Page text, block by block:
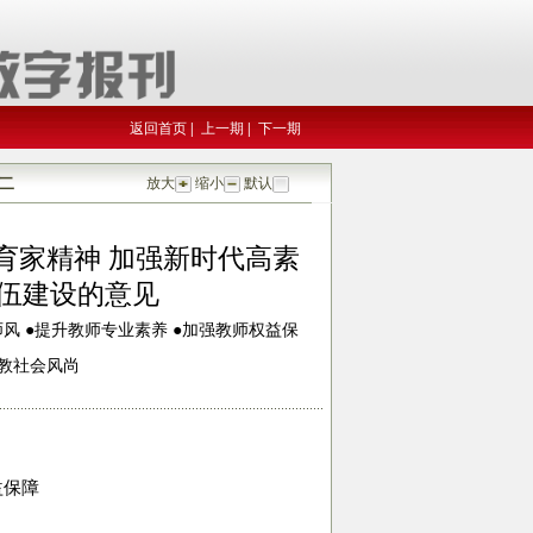
返回首页| 上一期 下一期
放大 缩小 默认
家精神 加强新时代高素
建设的意见
●提升教师专业素养 ●加强教师权益保
社会风尚
障